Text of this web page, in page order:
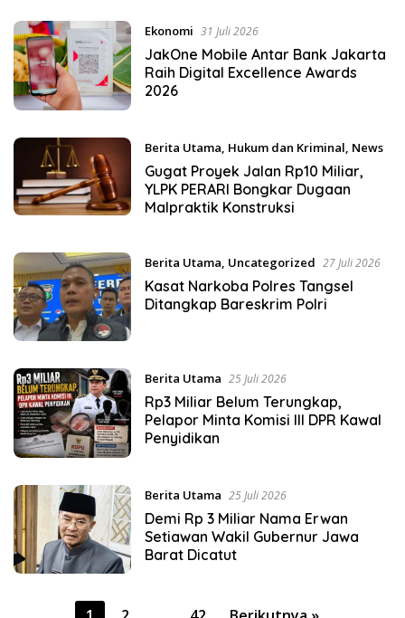
Ekonomi 31 Juli 2026
JakOne Mobile Antar Bank Jakarta
Raih Digital Excellence Awards
2026
Berita Utama Hukum dan Kriminal News
28 Juli 2026
Gugat Proyek Jalan Rp10 Miliar,
YLPK PERARI Bongkar Dugaan
Malpraktik Konstruksi
Berita Utama Uncategorized 27 Juli 2026
Kasat Narkoba Polres Tangsel
Ditangkap Bareskrim Polri
Berita Utama 25 Juli 2026
Rp3 Miliar Belum Terungkap,
Pelapor Minta Komisi III DPR Kawal
Penyidikan
Berita Utama 25 Juli 2026
Demi Rp 3 Miliar Nama Erwan
Setiawan Wakil Gubernur Jawa
Barat Dicatut
Paginasi